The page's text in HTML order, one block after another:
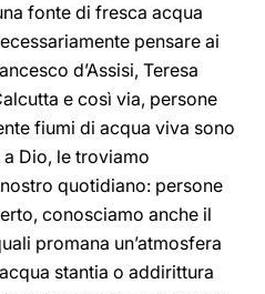
fonte di fresca acqua
pensare ai
d’Assisi, Teresa
e così via, persone
fiumi di acqua viva sono
Dio, le troviamo
quotidiano: persone
conosciamo anche il
promana un’atmosfera
stantia o addirittura